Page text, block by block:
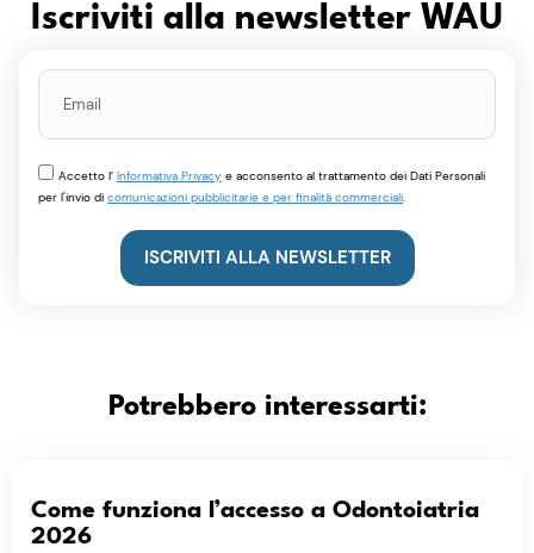
Iscriviti alla newsletter WAU
Accetto l’ Informativa Privacy e acconsento al trattamento dei Dati Personali
per l'invio di comunicazioni pubblicitarie e per finalità commerciali.
ISCRIVITI ALLA NEWSLETTER
Potrebbero interessarti:
Come funziona l’accesso a Odontoiatria
2026